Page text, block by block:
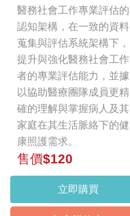
醫務社會工作專業評估的
認知架構，在一致的資料
蒐集與評估系統架構下，
提升與強化醫務社會工作
者的專業評估能力，並據
以協助醫療團隊成員更精
確的理解與掌握病人及其
家庭在其生活脈絡下的健
康照護需求。
售價$120
立即購買